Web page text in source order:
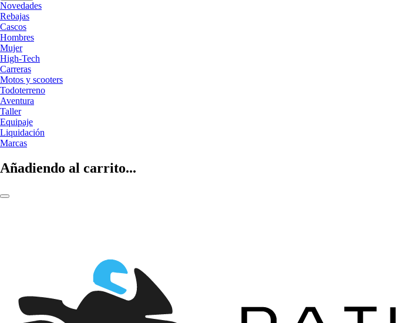
Novedades
Rebajas
Cascos
Hombres
Mujer
High-Tech
Carreras
Motos y scooters
Todoterreno
Aventura
Taller
Equipaje
Liquidación
Marcas
Añadiendo al carrito...